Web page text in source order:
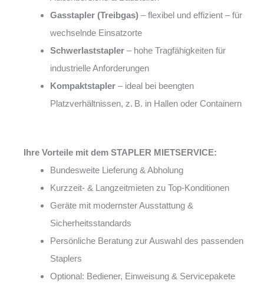
Gasstapler (Treibgas) – flexibel und effizient – für
wechselnde Einsatzorte
Schwerlaststapler – hohe Tragfähigkeiten für
industrielle Anforderungen
Kompaktstapler – ideal bei beengten
Platzverhältnissen, z. B. in Hallen oder Containern
Ihre Vorteile mit dem STAPLER MIETSERVICE:
Bundesweite Lieferung & Abholung
Kurzzeit- & Langzeitmieten zu Top-Konditionen
Geräte mit modernster Ausstattung &
Sicherheitsstandards
Persönliche Beratung zur Auswahl des passenden
Staplers
Optional: Bediener, Einweisung & Servicepakete